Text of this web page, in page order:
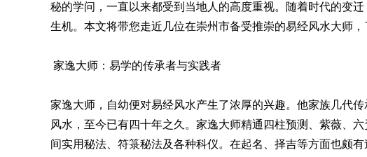
秘的学问，一直以来都受到当地人的高度重视。随着时代的变
生机。本文将带您走近几位在崇州市备受推崇的易经风水大师，
家逸大师：易学的传承者与实践者
家逸大师，自幼便对易经风水产生了浓厚的兴趣。他家族几代
风水，至今已有四十年之久。家逸大师精通四柱预测、紫薇、
间实用秘法、符箓秘法及各种科仪。在起名、择吉等方面也颇